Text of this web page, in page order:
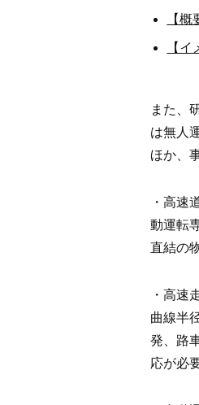
【
【
また、
は無人
ほか、
・高速
動運転
直結の
・高速
曲線半
発、路
応が必